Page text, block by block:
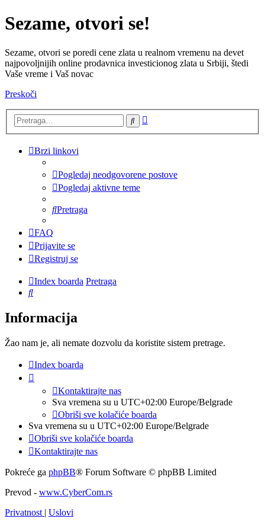
Sezame, otvori se!
Sezame, otvori se poredi cene zlata u realnom vremenu na devet
najpovoljnijih online prodavnica investicionog zlata u Srbiji, štedi
Vaše vreme i Vaš novac
Preskoči
Pretraga
Brzi linkovi
Pogledaj neodgovorene postove
Pogledaj aktivne teme
Pretraga
FAQ
Prijavite se
Registruj se
Index boarda Pretraga
Pretraga
Informacija
Žao nam je, ali nemate dozvolu da koristite sistem pretrage.
Index boarda
Kontaktirajte nas
Sva vremena su u UTC+02:00 Europe/Belgrade
Obriši sve kolačiće boarda
Sva vremena su u UTC+02:00 Europe/Belgrade
Obriši sve kolačiće boarda
Kontaktirajte nas
Pokreće ga phpBB® Forum Software © phpBB Limited
Prevod - www.CyberCom.rs
Privatnost | Uslovi